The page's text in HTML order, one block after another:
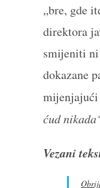
„bre, gde
direktora
smijeniti ni
dokazane
mijenjajući
ćud
Vezani